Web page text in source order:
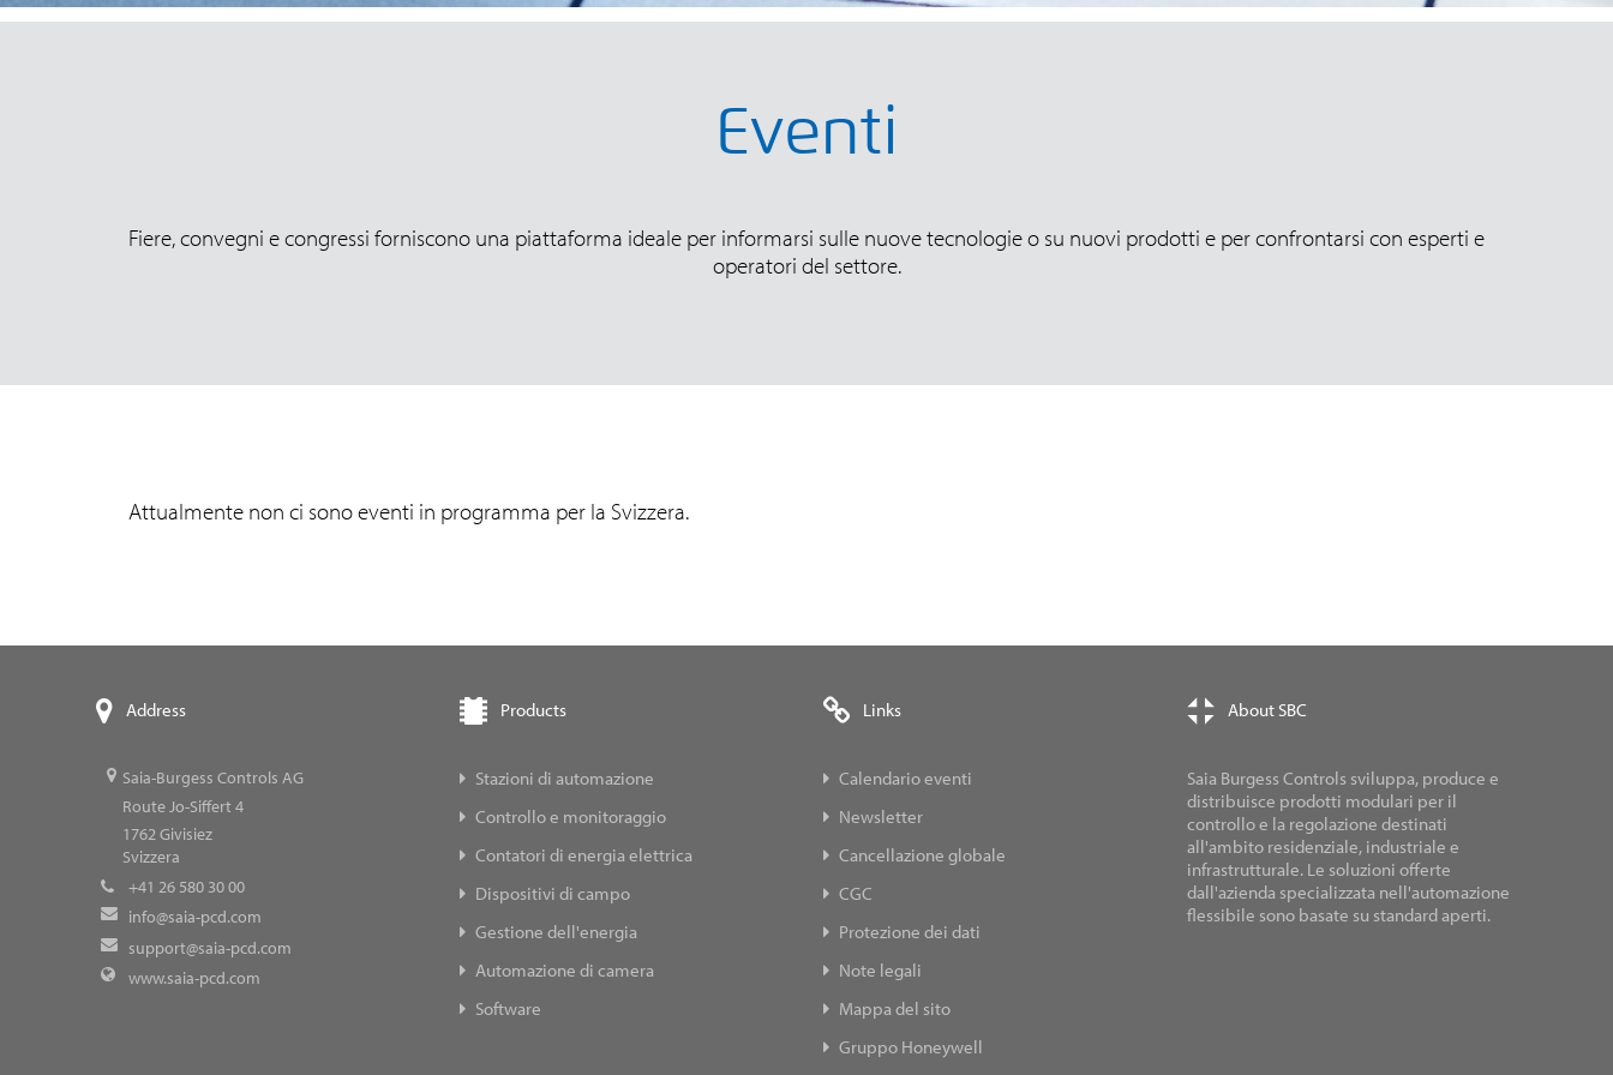
Eventi
Fiere, convegni e congressi forniscono una piattaforma ideale per informarsi sulle nuove tecnologie o su nuovi prodotti e per confrontarsi con esperti e
operatori del settore.
Attualmente non ci sono eventi in programma per la Svizzera.
Address
Saia-Burgess Controls AG
Route Jo-Siffert 4
1762Givisiez
Svizzera
+41 26 580 30 00
info@saia-pcd.com
support@saia-pcd.com
www.saia-pcd.com
Products
Stazioni di automazione
Controllo e monitoraggio
Contatori di energia elettrica
Dispositivi di campo
Gestione dell'energia
Automazione di camera
Software
Links
Calendario eventi
Newsletter
Cancellazione globale
CGC
Protezione dei dati
Note legali
Mappa del sito
Gruppo Honeywell
About SBC
Saia Burgess Controls sviluppa, produce e
distribuisce prodotti modulari per il
controllo e la regolazione destinati
all'ambito residenziale, industriale e
infrastrutturale. Le soluzioni offerte
dall'azienda specializzata nell'automazione
flessibile sono basate su standard aperti.